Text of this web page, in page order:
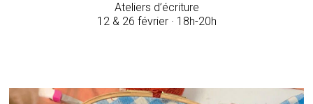
Ateliers d’écriture
12 & 26 février · 18h-20h